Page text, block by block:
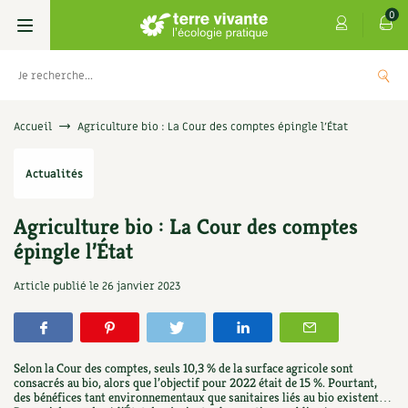
0
Livres
Permaculture, Jardin bio
Techniques de jardinage
Verger, arbres
Petit élevage
Aménagement jardin
Les 4 saisons
Se réabonner
Offrir un abonnement
Les numéros
4 saisons
Boutique
Graines, semences
Aromatiques
Florales
Cartes cadeau
Visiter en famille, entre amis
Jardin bio
Parole libre
Accueil Agriculture bio : La Cour des comptes épingle l’État
Actualités
Agriculture bio : La Cour des comptes
épingle l’État
Article publié le 26 janvier 2023
Selon la Cour des comptes, seuls 10,3 % de la surface agricole sont
consacrés au bio, alors que l’objectif pour 2022 était de 15 %. Pourtant,
des bénéfices tant environnementaux que sanitaires liés au bio existent…
9,90